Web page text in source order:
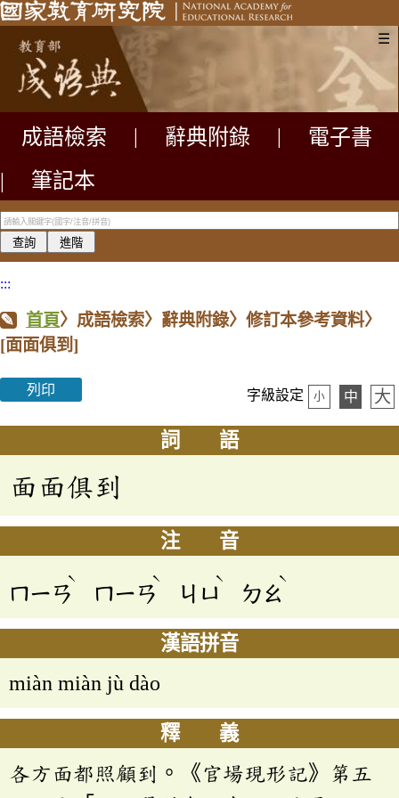
☰
成語檢索 辭典附錄
電子書
|
筆記本
:::
首頁〉成語檢索〉辭典附錄〉修訂本參考資料〉
[面面俱到]
列印 字級設定 小 中 大
詞 語
面面俱到
注 音
ㄇㄧㄢ
ˋ
ㄇㄧㄢ
ˋ
ㄐㄩ
ˋ
ㄉㄠ
ˋ
漢語拼音
miàn miàn jù dào
釋 義
各方面都照顧到。《官場現形記》第五